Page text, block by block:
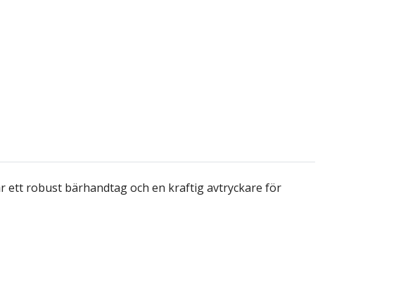
ett robust bärhandtag och en kraftig avtryckare för